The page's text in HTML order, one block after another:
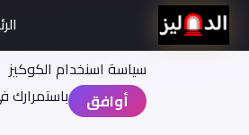
سياسة اسنخدام الكوكيز
أوافق